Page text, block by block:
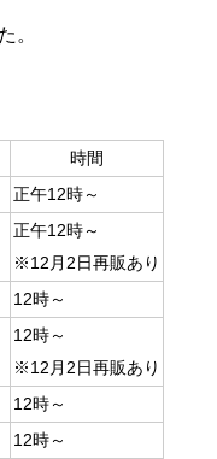
。
時間
正午12時～
正午12時～
※12月2日再販あり
12時～
12時～
※12月2日再販あり
12時～
12時～